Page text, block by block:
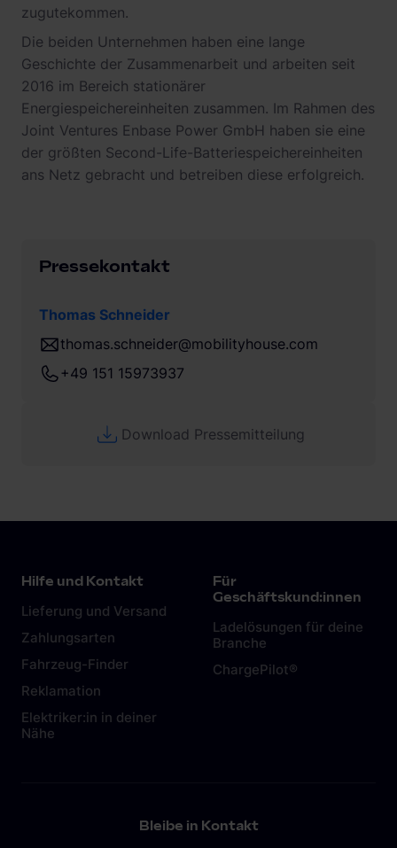
zugutekommen.
Die beiden Unternehmen haben eine lange
Geschichte der Zusammenarbeit und arbeiten seit
2016 im Bereich stationärer
Energiespeichereinheiten zusammen. Im Rahmen des
Joint Ventures Enbase Power GmbH haben sie eine
der größten Second-Life-Batteriespeichereinheiten
ans Netz gebracht und betreiben diese erfolgreich.
Pressekontakt
Thomas Schneider
thomas.schneider@mobilityhouse.com
+49 151 15973937
Download Pressemitteilung
Hilfe und Kontakt
Lieferung und Versand
Zahlungsarten
Fahrzeug-Finder
Reklamation
Elektriker:in in deiner
Nähe
Für
Geschäftskund:innen
Ladelösungen für deine
Branche
ChargePilot®
Bleibe in Kontakt